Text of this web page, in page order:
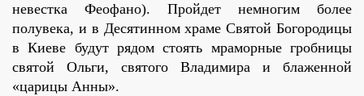
невестка Феофано). Пройдет немногим более
полувека, и в Десятинном храме Святой Богородицы
в Киеве будут рядом стоять мраморные гробницы
святой Ольги, святого Владимира и блаженной
«царицы Анны».